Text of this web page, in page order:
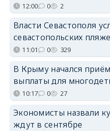
12:00 0 2
Власти Севастополя
севастопольских
11:01 0 329
В Крыму начался
выплаты для
10:17 0 27
Экономисты назвали
ждут в сентябре